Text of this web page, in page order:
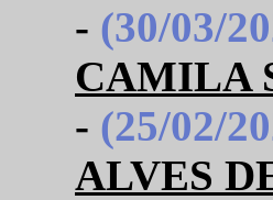
- (30/03/
CAMILA
- (25/02/
ALVES